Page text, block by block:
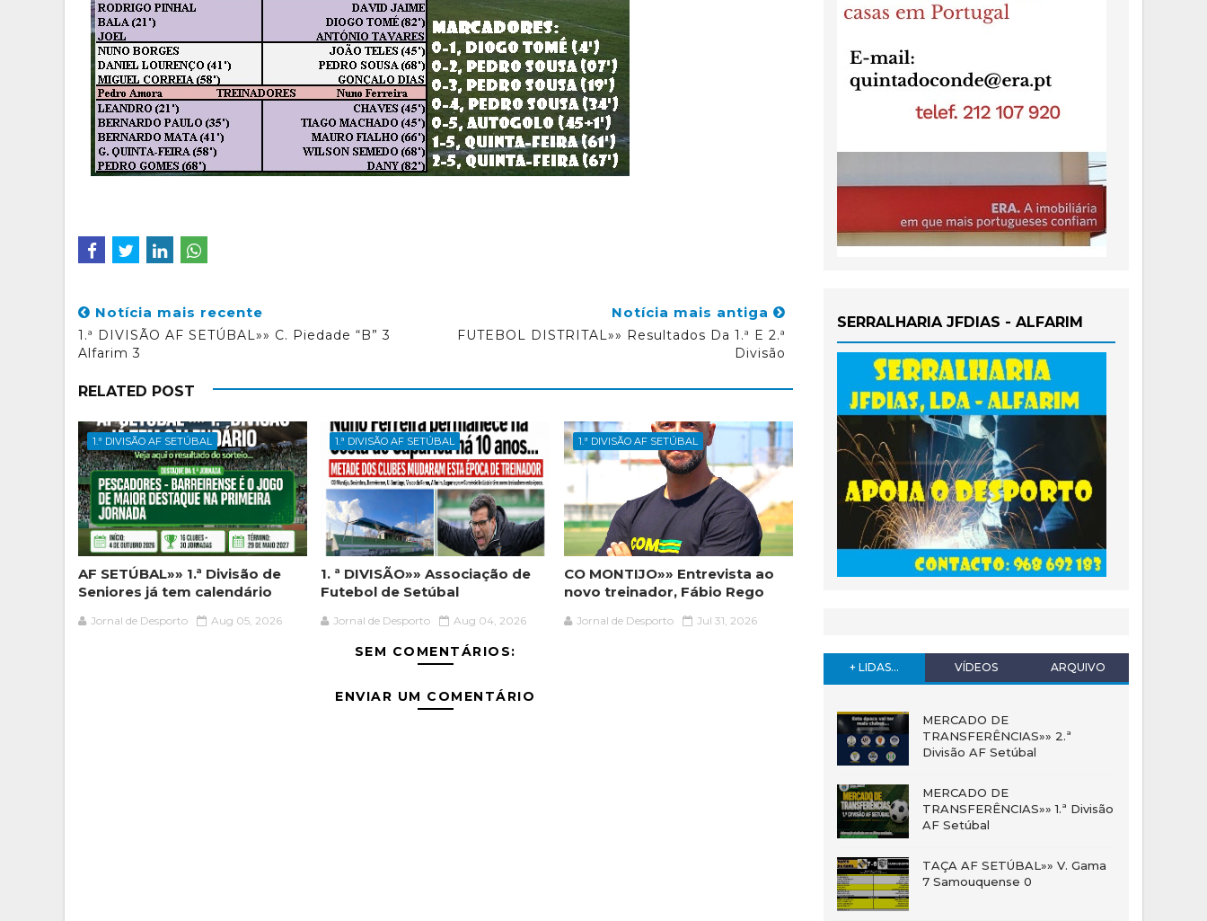
Notícia mais recente
1.ª DIVISÃO AF SETÚBAL»» C. Piedade “B” 3
Alfarim 3
Notícia mais antiga
FUTEBOL DISTRITAL»» Resultados Da 1.ª E 2.ª
Divisão
RELATED POST
1.ª DIVISÃO AF SETÚBAL
AF SETÚBAL»» 1.ª Divisão de
Seniores já tem calendário
Jornal de Desporto Aug 05, 2026
1.ª DIVISÃO AF SETÚBAL
1. ª DIVISÃO»» Associação de
Futebol de Setúbal
Jornal de Desporto Aug 04, 2026
1.ª DIVISÃO AF SETÚBAL
CO MONTIJO»» Entrevista ao
novo treinador, Fábio Rego
Jornal de Desporto Jul 31, 2026
SEM COMENTÁRIOS:
ENVIAR UM COMENTÁRIO
SERRALHARIA JFDIAS - ALFARIM
+ LIDAS... VÍDEOS ARQUIVO
MERCADO DE
TRANSFERÊNCIAS»» 2.ª
Divisão AF Setúbal
MERCADO DE
TRANSFERÊNCIAS»» 1.ª Divisão
AF Setúbal
TAÇA AF SETÚBAL»» V. Gama
7 Samouquense 0